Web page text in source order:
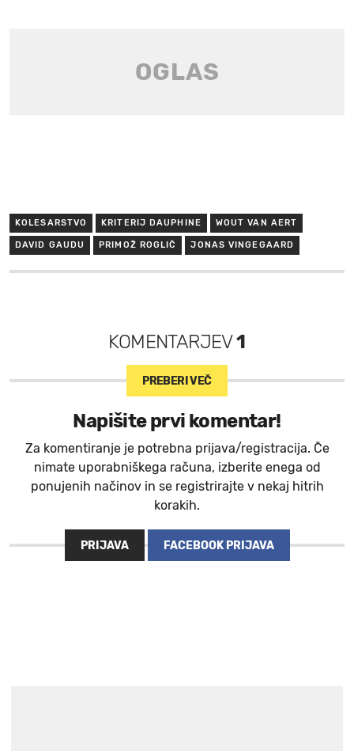
KOLESARSTVO KRITERIJ DAUPHINE WOUT VAN AERT
DAVID GAUDU PRIMOŽ ROGLIČ JONAS VINGEGAARD
KOMENTARJEV1
PREBERI VEČ
Napišite prvi komentar!
Za komentiranje je potrebna prijava/registracija. Če
nimate uporabniškega računa, izberite enega od
ponujenih načinov in se registrirajte v nekaj hitrih
korakih.
PRIJAVA FACEBOOK PRIJAVA